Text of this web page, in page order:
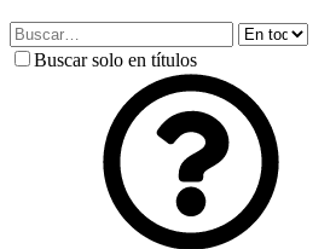
Buscar solo en títulos